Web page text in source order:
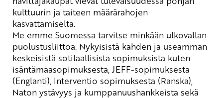
kulttuurin ja taiteen määrärahojen
kasvattamiselta.
Me emme Suomessa tarvitse minkään ulkovallan
puolustusliittoa. Nykyisistä kahden ja useamman
keskeisistä sotilaallisista sopimuksista kuten
isäntämaasopimuksesta, JEFF-sopimuksesta
(Englanti), Interventio sopimuksesta (Ranska),
Naton ystävyys ja kumppanuushankkeista sekä